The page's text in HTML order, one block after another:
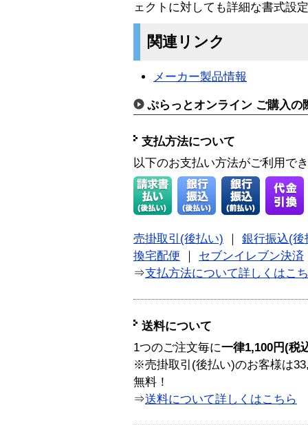
ェクトに対しても詳細な書式設
関連リンク
メーカー製品情報
ぷらっとオンライン ご購入の
支払方法について
以下のお支払い方法がご利用で
売掛取引(後払い)
銀行振込(後
換宅配便
セブンイレブン決済
⇒支払方法について詳しくはこ
送料について
1つのご注文毎に一律1,100円(税
※売掛取引(後払い)のお客様は
無料！
⇒送料について詳しくはこちら